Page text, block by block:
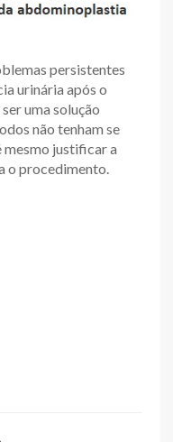
persistentes
urinária após o
uma solução
não tenham se
mesmo justificar a
o procedimento.